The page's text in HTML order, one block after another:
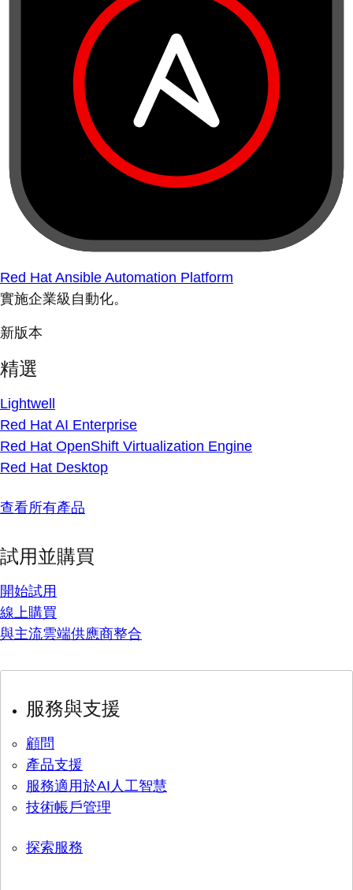
Red Hat Ansible Automation Platform
實施企業級自動化。
新版本
精選
Lightwell
Red Hat AI Enterprise
Red Hat OpenShift Virtualization Engine
Red Hat Desktop
查看所有產品
試用並購買
開始試用
線上購買
與主流雲端供應商整合
服務與支援
顧問
產品支援
服務適用於AI人工智慧
技術帳戶管理
探索服務